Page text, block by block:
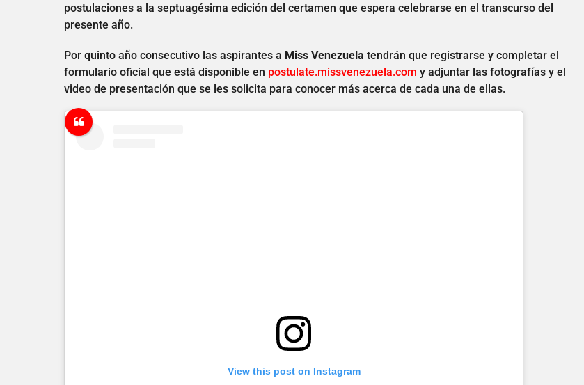
postulaciones a la septuagésima edición del certamen que espera celebrarse en el transcurso del
presente año.
Por quinto año consecutivo las aspirantes a Miss Venezuela tendrán que registrarse y completar el
formulario oficial que está disponible en postulate.missvenezuela.com y adjuntar las fotografías y el
video de presentación que se les solicita para conocer más acerca de cada una de ellas.
View this post on Instagram